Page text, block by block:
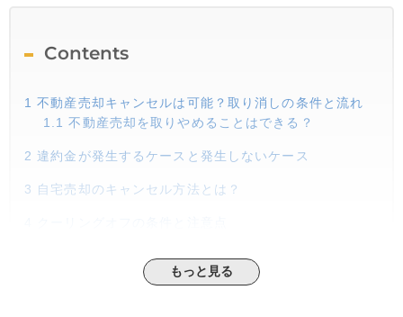
Contents
1 不動産売却キャンセルは可能？取り消しの条件と流れ
1.1 不動産売却を取りやめることはできる？
2 違約金が発生するケースと発生しないケース
3 自宅売却のキャンセル方法とは？
もっと見る